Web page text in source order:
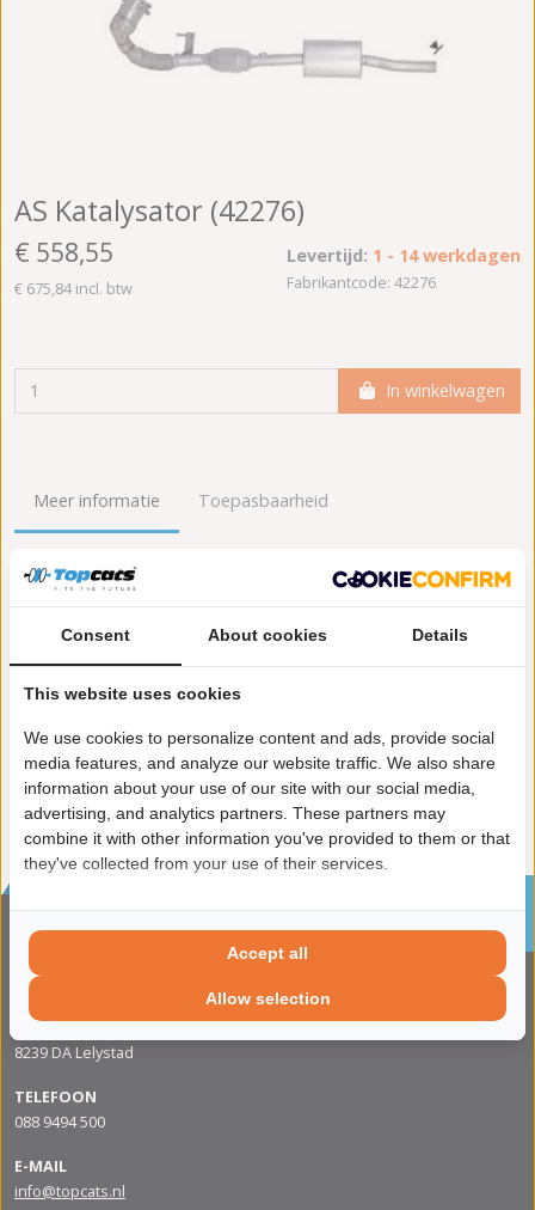
AS Katalysator (42276)
€ 558,55
€ 675,84 incl. btw
Levertijd: 1 - 14 werkdagen
Fabrikantcode: 42276
In winkelwagen
Meer informatie Toepasbaarheid
Origineel nummers
Lengte [mm]:
Emissienorm:
Conform EG/ECE:
roetfilters
CONTACTGEGVENS
Apolloweg 88
8239 DA Lelystad
TELEFOON
088 9494 500
E-MAIL
info@topcats.nl
Consent About cookies Details
This website uses cookies
We use cookies to personalize content and ads, provide social
media features, and analyze our website traffic. We also share
information about your use of our site with our social media,
advertising, and analytics partners. These partners may
combine it with other information you've provided to them or that
they've collected from your use of their services.
Allow selection
Accept all